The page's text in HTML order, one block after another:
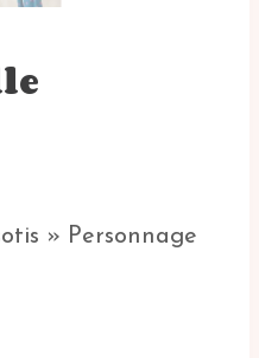
» Personnage